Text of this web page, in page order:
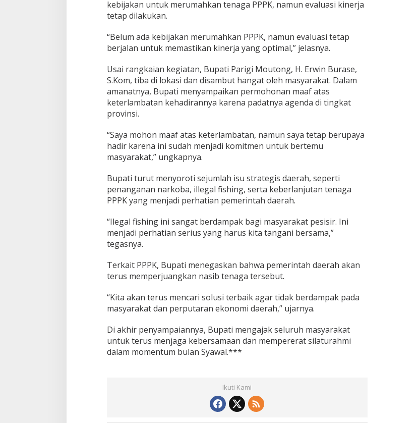
kebijakan untuk merumahkan tenaga PPPK, namun evaluasi kinerja
tetap dilakukan.
“Belum ada kebijakan merumahkan PPPK, namun evaluasi tetap
berjalan untuk memastikan kinerja yang optimal,” jelasnya.
Usai rangkaian kegiatan, Bupati Parigi Moutong, H. Erwin Burase,
S.Kom, tiba di lokasi dan disambut hangat oleh masyarakat. Dalam
amanatnya, Bupati menyampaikan permohonan maaf atas
keterlambatan kehadirannya karena padatnya agenda di tingkat
provinsi.
“Saya mohon maaf atas keterlambatan, namun saya tetap berupaya
hadir karena ini sudah menjadi komitmen untuk bertemu
masyarakat,” ungkapnya.
Bupati turut menyoroti sejumlah isu strategis daerah, seperti
penanganan narkoba, illegal fishing, serta keberlanjutan tenaga
PPPK yang menjadi perhatian pemerintah daerah.
“Ilegal fishing ini sangat berdampak bagi masyarakat pesisir. Ini
menjadi perhatian serius yang harus kita tangani bersama,”
tegasnya.
Terkait PPPK, Bupati menegaskan bahwa pemerintah daerah akan
terus memperjuangkan nasib tenaga tersebut.
“Kita akan terus mencari solusi terbaik agar tidak berdampak pada
masyarakat dan perputaran ekonomi daerah,” ujarnya.
Di akhir penyampaiannya, Bupati mengajak seluruh masyarakat
untuk terus menjaga kebersamaan dan mempererat silaturahmi
dalam momentum bulan Syawal.***
Ikuti Kami